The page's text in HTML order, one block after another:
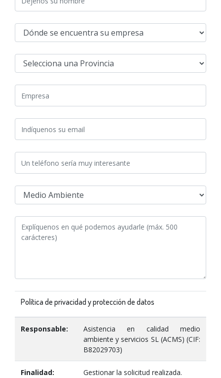
Política de privacidad y protección de datos
Responsable:
Asistencia en calidad medio
ambiente y servicios SL (ACMS) (CIF:
B82029703)
Finalidad: Gestionar la solicitud realizada.